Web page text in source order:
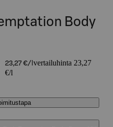
Body
23,27 €/l vertailuhinta 23,27
€/l